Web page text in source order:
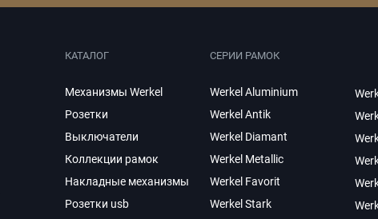
КАТАЛОГ
Механизмы Werkel
Розетки
Выключатели
Коллекции рамок
Накладные механизмы
Розетки usb
СЕРИИ РАМОК
Werkel Aluminium
Werkel Antik
Werkel Diamant
Werkel Metallic
Werkel Favorit
Werkel Stark